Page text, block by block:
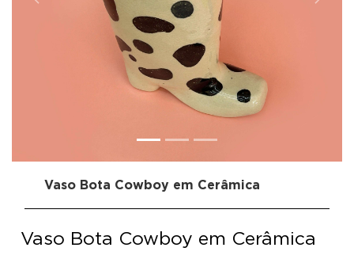
Previous Next
Vaso Bota Cowboy em Cerâmica
Vaso Bota Cowboy em Cerâmica